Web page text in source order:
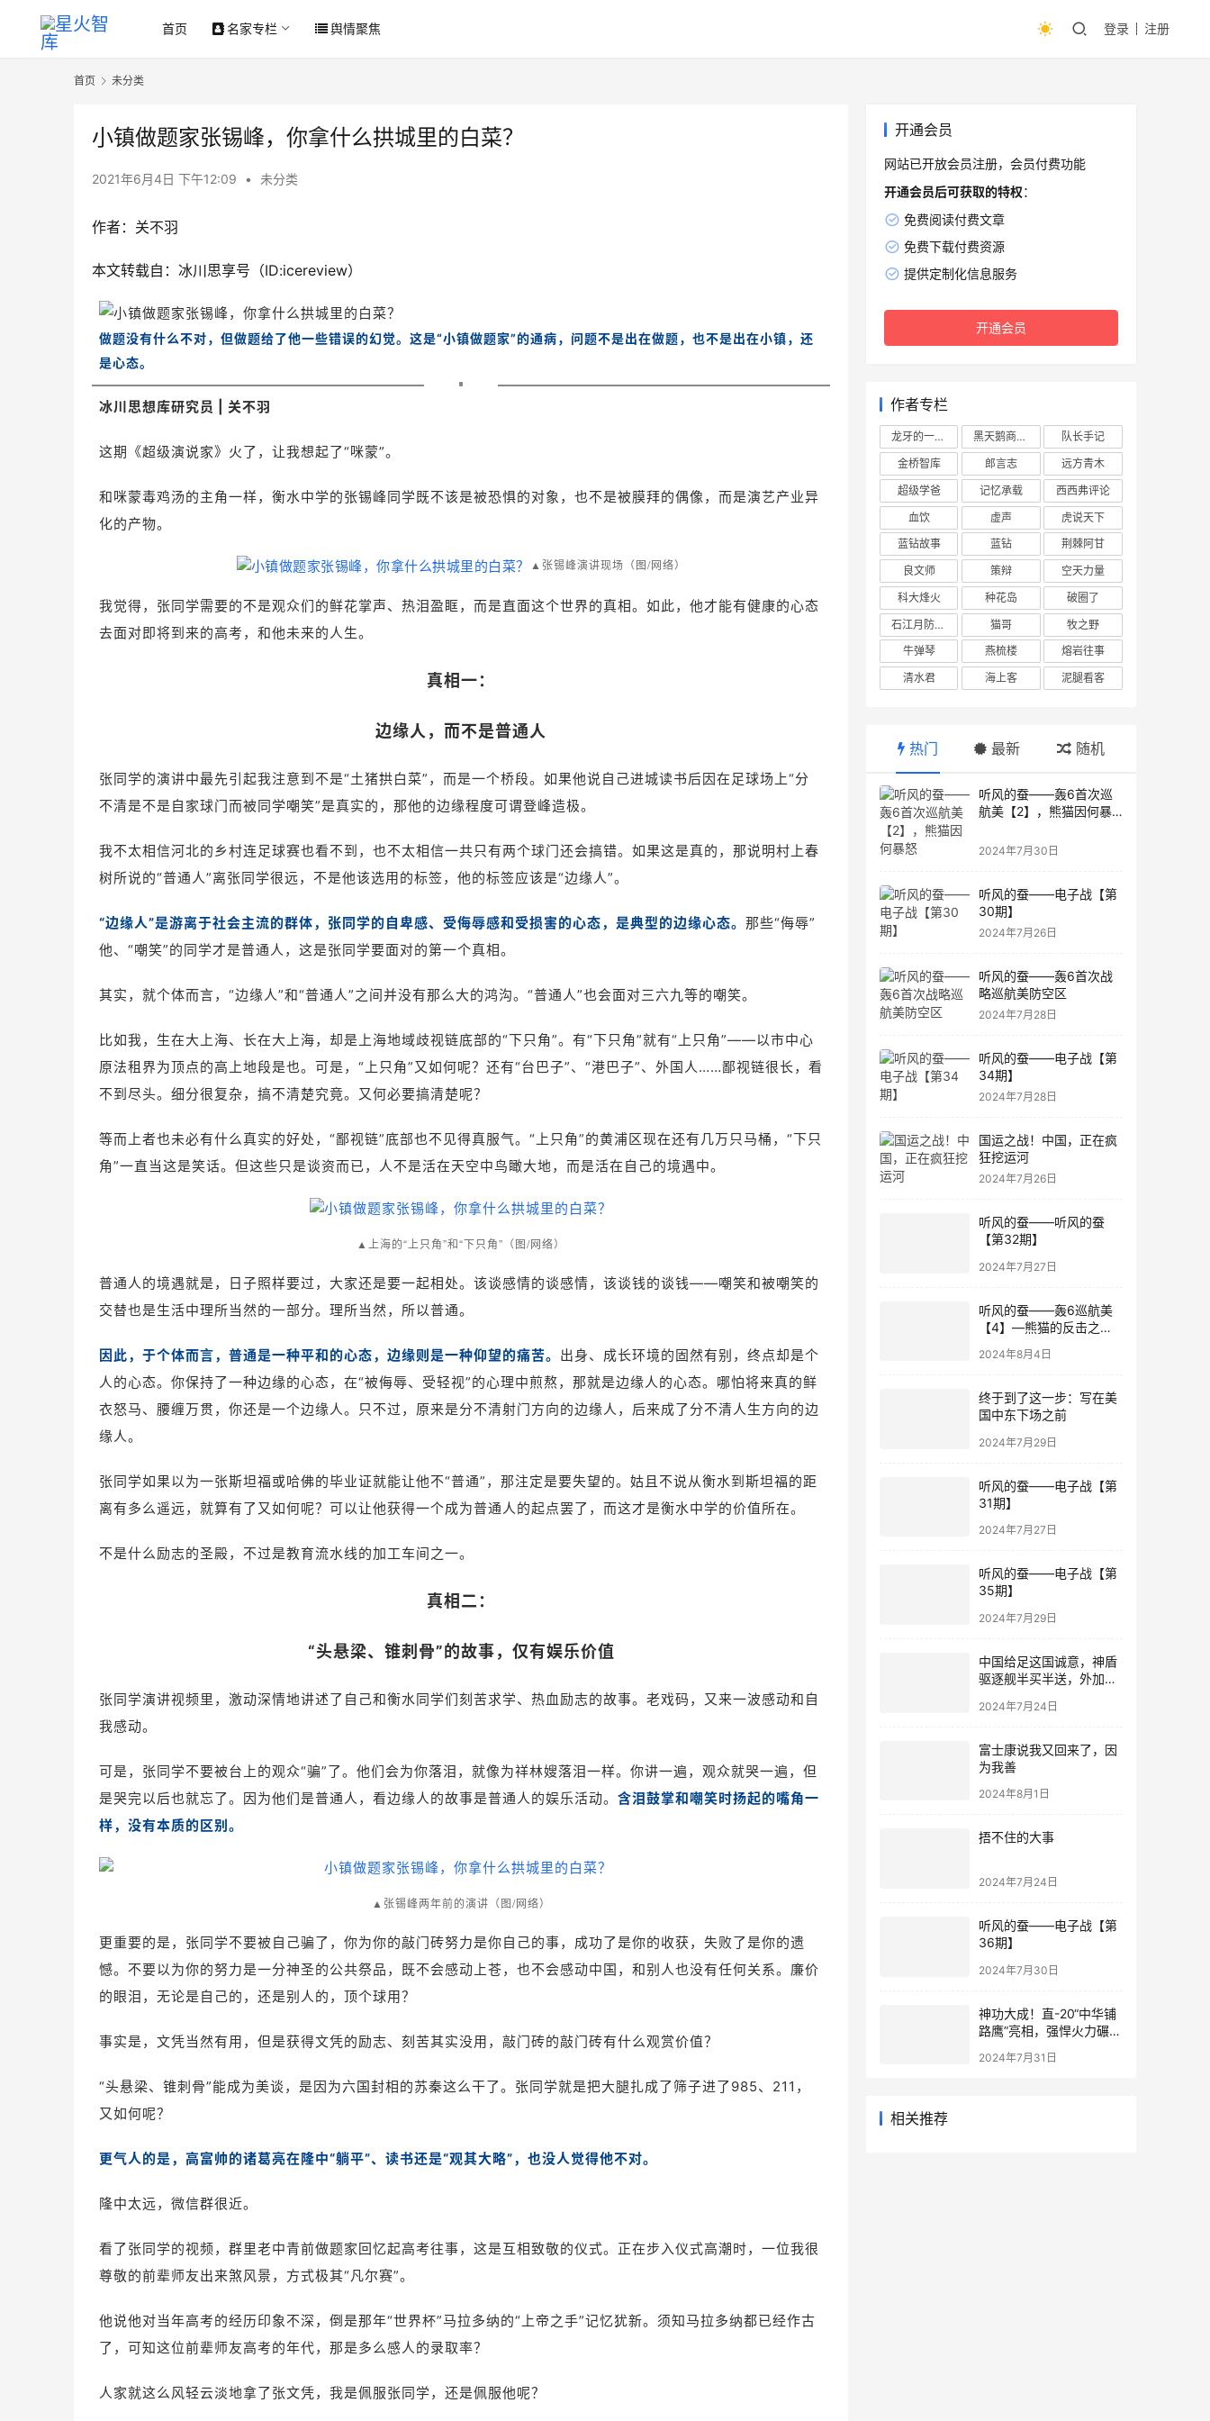
首页 名家专栏 舆情聚焦 登录 注册
首页 未分类
小镇做题家张锡峰，你拿什么拱城里的白菜？
2021年6月4日 下午12:09 • 未分类
作者：关不羽
本文转载自：冰川思享号（ID:icereview）
做题没有什么不对，但做题给了他一些错误的幻觉。这是“小镇做题家”的通病，问题不是出在做题，也不是出在小镇，还
是心态。
冰川思想库研究员 | 关不羽
这期 《超级演说家》火了，让我想起了“咪蒙”。
和咪蒙毒鸡汤的主角一样，衡水中学的张锡峰同学既不该是被恐惧的对象，也不是被膜拜的偶像，而是演艺产业异
化的产物。
▲张锡峰演讲现场 （图/网络）
我觉得，张同学需要的不是观众们的鲜花掌声、热泪盈眶，而是直面这个世界的真相。如此，他才能有健康的心态
去面对即将到来的高考，和他未来的人生。
真相一：
边缘人，而不是普通人
张同学的演讲中最先引起我注意到不是“土猪拱白菜”，而是一个桥段。如果他说自己进城读书后因在足球场上“分
不清是不是自家球门而被同学嘲笑”是真实的，那他的边缘程度可谓登峰造极。
我不太相信河北的乡村连足球赛也看不到，也不太相信一共只有两个球门还会搞错。如果这是真的，那说明村上春
树所说的“普通人”离张同学很远，不是他该选用的标签，他的标签应该是“边缘人”。
“边缘人”是游离于社会主流的群体，张同学的自卑感、受侮辱感和受损害的心态，是典型的边缘心态。 那些“侮辱”
他、“嘲笑”的同学才是普通人，这是张同学要面对的第一个真相。
其实，就个体而言，“边缘人”和“普通人”之间并没有那么大的鸿沟。“普通人”也会面对三六九等的嘲笑。
比如我，生在大上海、长在大上海，却是上海地域歧视链底部的“下只角”。有“下只角”就有“上只角”——以市中心
原法租界为顶点的高上地段是也。可是，“上只角”又如何呢？还有“台巴子”、“港巴子”、外国人……鄙视链很长，看
不到尽头。细分很复杂，搞不清楚究竟。又何必要搞清楚呢？
等而上者也未必有什么真实的好处，“鄙视链”底部也不见得真服气。“上只角”的黄浦区现在还有几万只马桶，“下只
角”一直当这是笑话。但这些只是谈资而已，人不是活在天空中鸟瞰大地，而是活在自己的境遇中。
▲上海的“上只角”和“下只角” （图/网络）
普通人的境遇就是，日子照样要过，大家还是要一起相处。该谈感情的谈感情，该谈钱的谈钱——嘲笑和被嘲笑的
交替也是生活中理所当然的一部分。理所当然，所以普通。
因此， 于个体而言，普通是一种平和的心态，边缘则是一种仰望的痛苦。 出身、成长环境的固然有别，终点却是个
人的心态。你保持了一种边缘的心态，在“被侮辱、受轻视”的心理中煎熬，那就是边缘人的心态。哪怕将来真的鲜
衣怒马、腰缠万贯，你还是一个边缘人。只不过，原来是分不清射门方向的边缘人，后来成了分不清人生方向的边
缘人。
张同学如果以为一张斯坦福或哈佛的毕业证就能让他不“普通”，那注定是要失望的。姑且不说从衡水到斯坦福的距
离有多么遥远，就算有了又如何呢？可以让他获得一个成为普通人的起点罢了，而这才是衡水中学的价值所在。
不是什么励志的圣殿，不过是教育流水线的加工车间之一。
真相二：
“头悬梁、锥刺骨”的故事，仅有娱乐价值
张同学演讲视频里，激动深情地讲述了自己和衡水同学们刻苦求学、热血励志的故事。老戏码，又来一波感动和自
我感动。
可是，张同学不要被台上的观众“骗”了。他们会为你落泪，就像为祥林嫂落泪一样。你讲一遍，观众就哭一遍，但
是哭完以后也就忘了。因为他们是普通人，看边缘人的故事是普通人的娱乐活动。 含泪鼓掌和嘲笑时扬起的嘴角一
样，没有本质的区别。
▲张锡峰两年前的演讲 （图/网络）
更重要的是，张同学不要被自己骗了，你为你的敲门砖努力是你自己的事，成功了是你的收获，失败了是你的遗
憾。不要以为你的努力是一分神圣的公共祭品，既不会感动上苍，也不会感动中国，和别人也没有任何关系。 廉价
的眼泪，无论是自己的，还是别人的，顶个球用？
事实是，文凭当然有用，但是获得文凭的励志、刻苦其实没用，敲门砖的敲门砖有什么观赏价值？
“头悬梁、锥刺骨”能成为美谈，是因为六国封相的苏秦这么干了。张同学就是把大腿扎成了筛子进了985、211，
又如何呢？
更气人的是， 高富帅的诸葛亮在隆中“躺平”、读书还是“观其大略”，也没人觉得他不对。
隆中太远，微信群很近。
看了张同学的视频，群里老中青前做题家回忆起高考往事，这是互相致敬的仪式。正在步入仪式高潮时，一位我很
尊敬的前辈师友出来煞风景，方式极其“凡尔赛”。
他说他对当年高考的经历印象不深，倒是那年“世界杯”马拉多纳的“上帝之手”记忆犹新。须知马拉多纳都已经作古
了，可知这位前辈师友高考的年代，那是多么感人的录取率？
人家就这么风轻云淡地拿了张文凭，我是佩服张同学，还是佩服他呢？
开通会员
网站已开放会员注册，会员付费功能
开通会员后可获取的特权：
免费阅读付费文章
免费下载付费资源
提供定制化信息服务
开通会员
作者专栏
龙牙的一座山 黑天鹅商业情报站
队长手记
金桥智库
郎言志
远方青木
超级学爸
记忆承载
西西弗评论
血饮
虚声
虎说天下
蓝钻故事
蓝钻
荆棘阿甘
良文师
策辩
空天力量
科大烽火
种花岛
破圈了
石江月防务观察
猫哥
牧之野
牛弹琴
燕梳楼
熔岩往事
清水君
海上客 泥腿看客
热门 最新 随机
听风的蚕——轰6首次巡
航美【2】，熊猫因何暴
2024年7月30日
听风的蚕——电子战【第
30期】
2024年7月26日
听风的蚕——轰6首次战
略巡航美防空区
2024年7月28日
听风的蚕——电子战【第
34期】
2024年7月28日
国运之战！中国，正在疯
狂挖运河
2024年7月26日
听风的蚕——听风的蚕
【第32期】
2024年7月27日
听风的蚕——轰6巡航美
【4】—熊猫的反击之登
2024年8月4日
终于到了这一步：写在美
国中东下场之前
2024年7月29日
听风的蚕——电子战【第
31期】
2024年7月27日
听风的蚕——电子战【第
35期】
2024年7月29日
中国给足这国诚意，神盾
驱逐舰半买半送，外加先
2024年7月24日
富士康说我又回来了，因
为我善
2024年8月1日
捂不住的大事
2024年7月24日
听风的蚕——电子战【第
36期】
2024年7月30日
神功大成！直-20“中华铺
路鹰”亮相，强悍火力碾压
2024年7月31日
相关推荐